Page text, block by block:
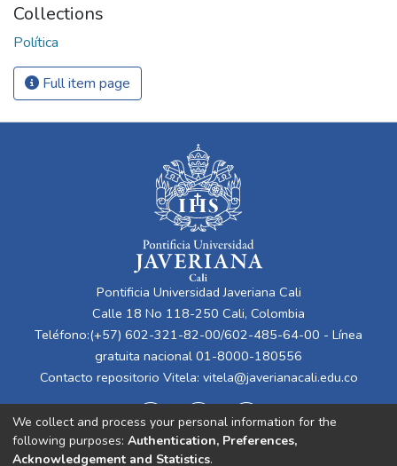
Collections
Política
Full item page
Pontificia Universidad Javeriana Cali
Calle 18 No 118-250 Cali, Colombia
Teléfono:(+57) 602-321-82-00/602-485-64-00 - Línea
gratuita nacional 01-8000-180556
Contacto repositorio Vitela: vitela@javerianacali.edu.co
We collect and process your personal information for the
following purposes: Authentication, Preferences,
Acknowledgement and Statistics.